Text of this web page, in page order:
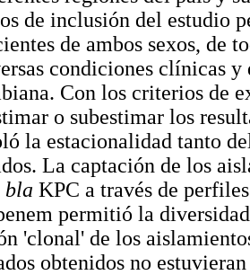
de inclusión del estudio
de ambos sexos, de
condiciones clínicas
Con los criterios de
o subestimar los
la estacionalidad tanto
La captación de los
bla KPC a través de
permitió la
'clonal' de los
obtenidos no